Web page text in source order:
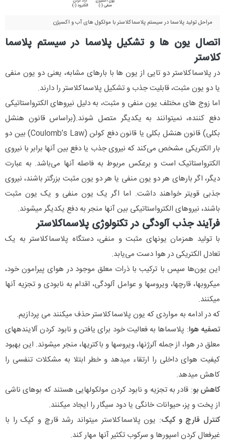
مراحل تولید پلاسما در سیستم پلاسماکلاستر با مولکول های آب و اکسیژن
اتصال یون ها و تشکیل پلاسما در سیستم پلاسما
کلاستر
در پلاسماکلاستر دو تایی از یون‌ ها با بارهای مشابه، یعنی دو یون منفی
یا دو یون مثبت، قابلیت جذب و تشکیل پلاسماکلاستر را دارند.
اما زوج‌ های مختلف یون منفی و مثبت، به دلیل نیروهای الکترواستاتیکی
دفع کننده، نمیتوانند به یکدیگر متصل شوند.(براساس قانون هنشل
بکلی) قانون هنشل بکلی یا قانون دفع کولن (Coulomb’s Law) بین دو
بار الکتریکی مشخص می‌کند که نیروی جذب یا دفع بین آنها برابر با نیروی
الکترواستاتیک است و برعکس مربوط به فاصله آنها می‌باشد. به عبارت
دیگر، اگر بارهای هر دو یون منفی یا هر دو یون مثبت بزرگتر باشند، نیروی
جذبی قویتر خواهند داشت. اما اگر یک یون منفی و یک یون مثبت
باشند، نیروهای الکترواستاتیکی بین آنها منجر به دفع یکدیگر میشوند.
فرآیند جذب آلودگی در تکنولوژی پلاسماکلاستر
با تولید همزمان یونهای مثبت و منفی، دستگاه پلاسماکلاستر به یک
تعادل الکتریکی در هوا دست می‌یابد.
این یون‌ها سپس با ترکیب با ذرات معلق موجود در هوای پیرامون خود،
میکروبها، قارچها، ویروسها و عوامل آلودگی، اقدام به نابودی و تجزیه آنها
میکنند.
که در ادامه به مواردی که یون پلاسماکلاستر حذف میکنند می پردازیم.
تصفیه هوا: پلاسماها به فعالیت خود برای یافتن و نابود کردن آلایندههای
معلق در هوا، از جمله آلرژنها، ویروسها و باکتریها، منجر میشوند. این بهبود
کیفیت هوای داخلی را ارتقاء میدهد و خطر ابتلا به مشکلات تنفسی را
کاهش میدهد.
کاهش بو: قادر به تجزیه و نابود کردن مولکولهایی هستند که بوهای ناشی
از پخت و پز، حیوانات خانگی یا دود سیگار را ایجاد میکنند.
کنترل قارچ و کپک: یون پلاسماکلاستر میتواند رشد قارچ و کپک را با
غیرفعال کردن اسپورها و سرکوب تکثیر آنها مهار کند.